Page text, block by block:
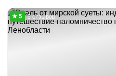
5 отзывов